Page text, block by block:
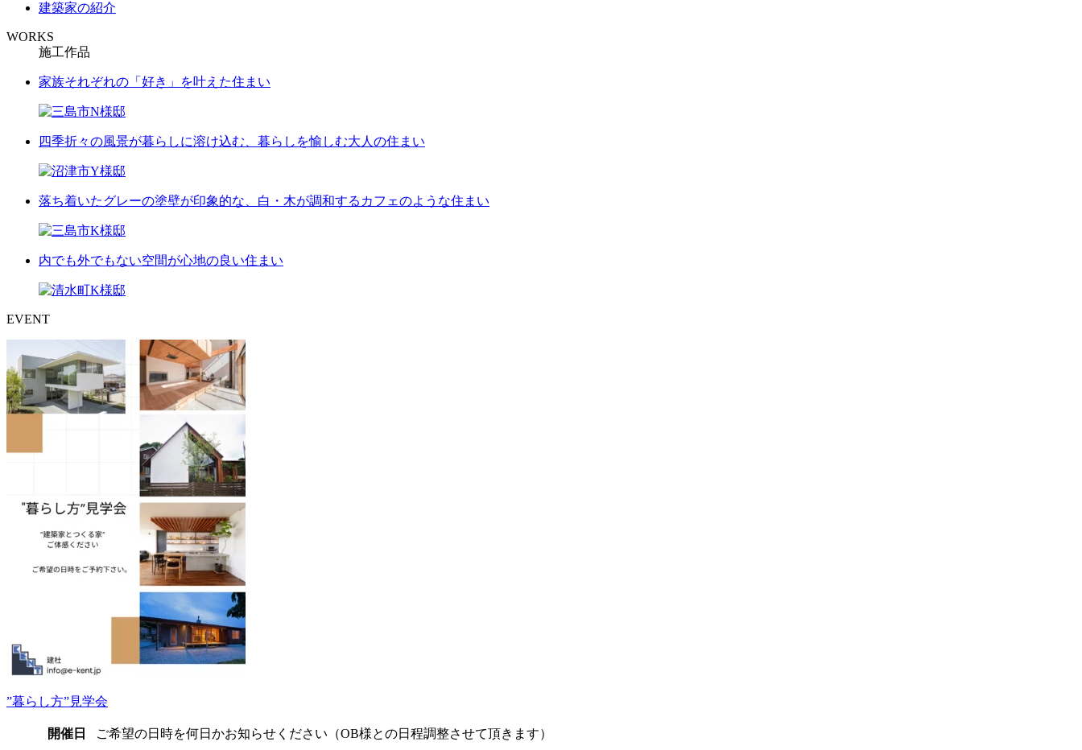
建築家の紹介
WORKS
施工作品
家族それぞれの「好き」を叶えた住まい
四季折々の風景が暮らしに溶け込む、暮らしを愉しむ大人の住まい
落ち着いたグレーの塗壁が印象的な、白・木が調和するカフェのような住まい
内でも外でもない空間が心地の良い住まい
EVENT
”暮らし方”見学会
開催日 ご希望の日時を何日かお知らせください（OB様との日程調整させて頂きます）